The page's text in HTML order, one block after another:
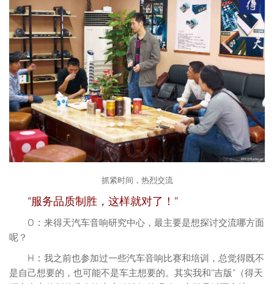
抓紧时间，热烈交流
“服务品质制胜，这样就对了！”
O： 来得天汽车音响研究中心，最主要是想探讨交流哪方面
呢？
H： 我之前也参加过一些汽车音响比赛和培训，总觉得既不
是自己想要的，也可能不是车主想要的。其实我和“吉版”（得天